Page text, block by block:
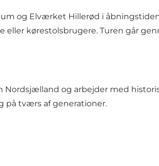
og Elværket Hillerød i
kørestolsbrugere. Turen går
og arbejder med
på tværs af generationer.